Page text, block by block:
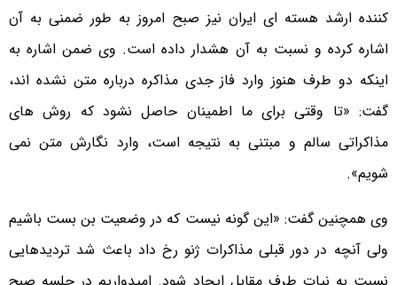
کننده ارشد هسته ای ایران نیز صبح امروز به طور ضمنی به آن
اشاره کرده و نسبت به آن هشدار داده است. وی ضمن اشاره به
اینکه دو طرف هنوز وارد فاز جدی مذاکره درباره متن نشده اند،
گفت: «تا وقتی برای ما اطمینان حاصل نشود که روش های
مذاکراتی سالم و مبتنی به نتیجه است، وارد نگارش متن نمی
شویم».
وی همچنین گفت: «این گونه نیست که در وضعیت بن بست باشیم
ولی آنچه در دور قبلی مذاکرات ژنو رخ داد باعث شد تردیدهایی